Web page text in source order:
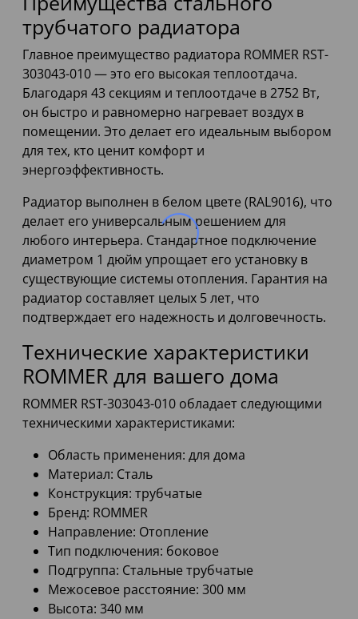
трубчатого радиатора
Главное преимущество радиатора ROMMER RST-
303043-010 — это его высокая теплоотдача.
Благодаря 43 секциям и теплоотдаче в 2752 Вт,
он быстро и равномерно нагревает воздух в
помещении. Это делает его идеальным выбором
для тех, кто ценит комфорт и
энергоэффективность.
Радиатор выполнен в белом цвете (RAL9016), что
делает его универсальным решением для
любого интерьера. Стандартное подключение
диаметром 1 дюйм упрощает его установку в
существующие системы отопления. Гарантия на
радиатор составляет целых 5 лет, что
подтверждает его надежность и долговечность.
Технические характеристики
ROMMER для вашего дома
ROMMER RST-303043-010 обладает следующими
техническими характеристиками:
Область применения: для дома
Материал: Сталь
Конструкция: трубчатые
Бренд: ROMMER
Направление: Отопление
Тип подключения: боковое
Подгруппа: Стальные трубчатые
Межосевое расстояние: 300 мм
Высота: 340 мм